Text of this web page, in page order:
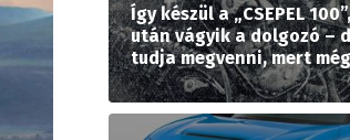
Így készül a „CSEPEL
után vágyik a dolgozó –
tudja megvenni, mert